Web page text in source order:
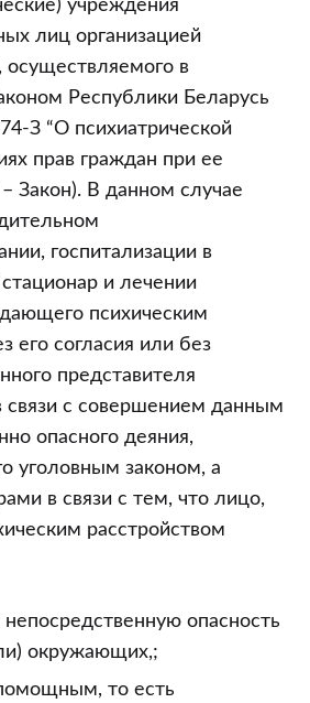
учреждения
лиц организацией
осуществляемого в
Республики Беларусь
З “О психиатрической
прав граждан при ее
Закон). В данном случае
госпитализации в
и лечении
психическим
его согласия или без
представителя
связи с совершением данным
опасного деяния,
уголовным законом, а
в связи с тем, что лицо,
расстройством
непосредственную опасность
окружающих,;
то есть